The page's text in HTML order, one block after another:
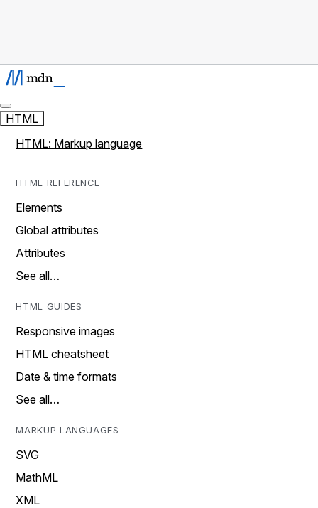
HTML
HTML: Markup language
HTML REFERENCE
Elements
Global attributes
Attributes
See all…
HTML GUIDES
Responsive images
HTML cheatsheet
Date & time formats
See all…
MARKUP LANGUAGES
SVG
MathML
XML